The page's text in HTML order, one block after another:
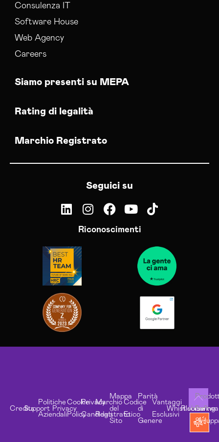
Consulenza IT
Software House
Web Agency
Careers
Siamo presenti su MEPA
Rating di legalità
Marchio Registrato
Seguici su
Riconoscimenti
CreditsSupport
Politiche
Aziendali
Privacy
Cookie
Policy
Privacy
Candidati
Marchio
Registrato
Mappa
del
Sito
Codice
Etico
Parità
di
Genere
Vantaggi
Esclusivi
Whistleblowing
Risorse